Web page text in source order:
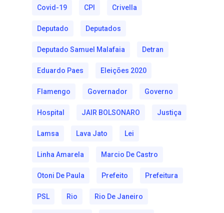
Covid-19 CPI Crivella
Deputado Deputados
Deputado Samuel Malafaia Detran
Eduardo Paes Eleições 2020
Flamengo Governador Governo
Hospital JAIR BOLSONARO Justiça
Lamsa Lava Jato Lei
Linha Amarela Marcio De Castro
Otoni De Paula Prefeito Prefeitura
PSL Rio Rio De Janeiro